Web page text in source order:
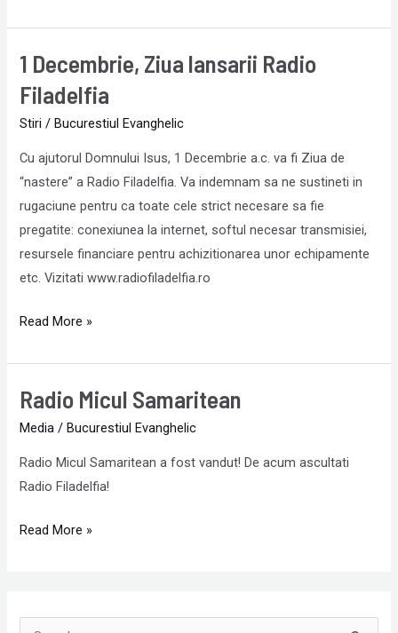
1 Decembrie, Ziua lansarii Radio
Filadelfia
Stiri /Bucurestiul Evanghelic
Cu ajutorul Domnului Isus, 1 Decembrie a.c. va fi Ziua de
“nastere” a Radio Filadelfia. Va indemnam sa ne sustineti in
rugaciune pentru ca toate cele strict necesare sa fie
pregatite: conexiunea la internet, softul necesar transmisiei,
resursele financiare pentru achizitionarea unor echipamente
etc. Vizitati www.radiofiladelfia.ro
1
Decembrie,
Ziua
lansarii
Radio
Filadelfia
Read More »
Radio Micul Samaritean
Media / Bucurestiul Evanghelic
Radio Micul Samaritean a fost vandut! De acum ascultati
Radio Filadelfia!
Radio
Read More »